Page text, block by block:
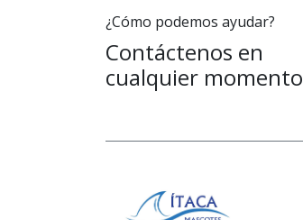
¿Cómo podemos ayudar?
Contáctenos en
cualquier momento